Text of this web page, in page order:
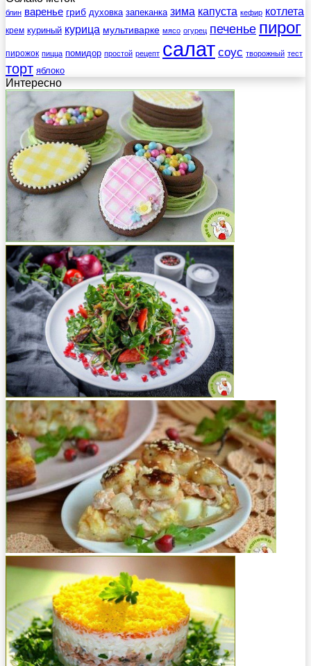
блин варенье гриб духовка запеканка зима капуста кефир котлета
крем куриный курица мультиварке мясо огурец печенье пирог
пирожок пицца помидор простой рецепт салат соус творожный тест
торт яблоко
Интересно